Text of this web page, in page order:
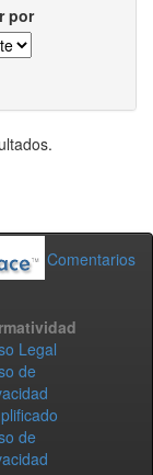
por
Comentarios
Legal
de
de